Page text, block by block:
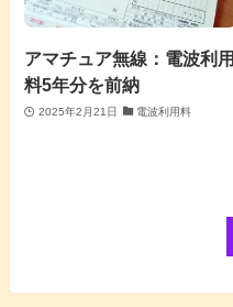
アマチュア無線：電波利用
料5年分を前納
2025年2月21日 電波利用料